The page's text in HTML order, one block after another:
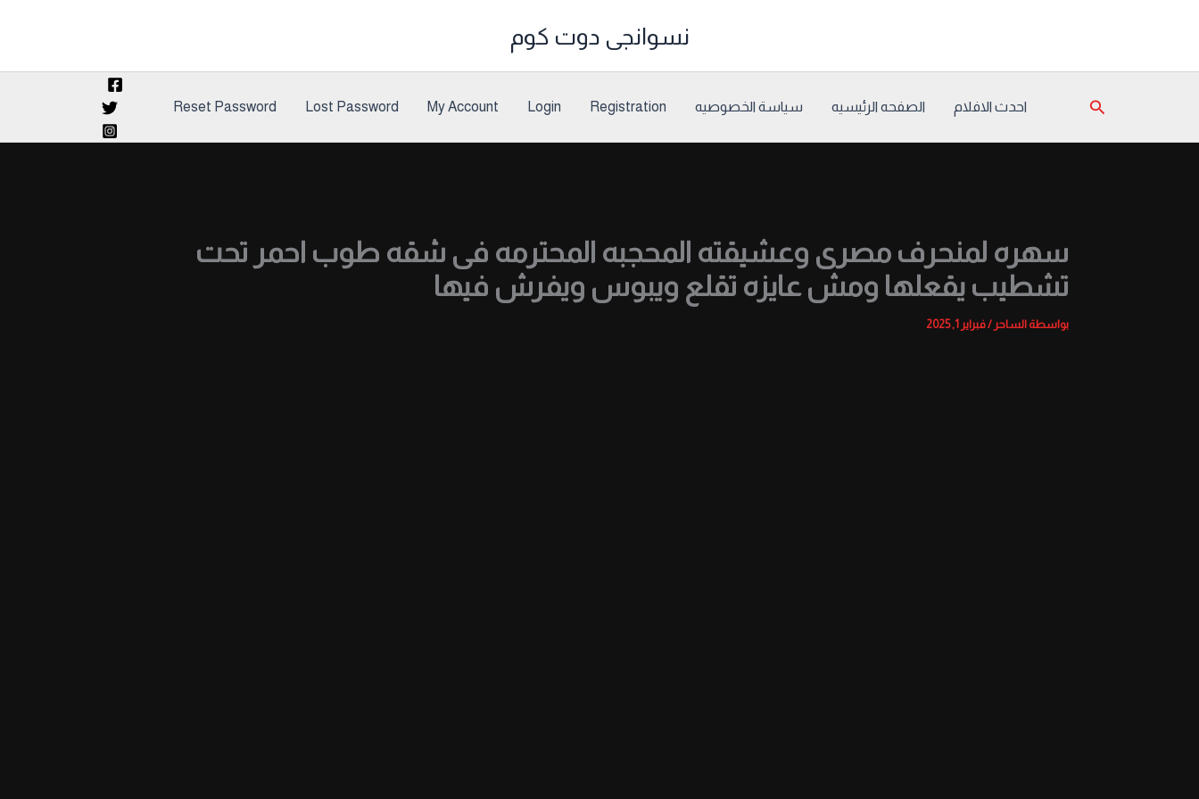
نسوانجى دوت كوم
البحث احدث الافلام الصفحه الرئيسيه سياسة الخصوصيه Registration
Login
My Account
Lost Password
Reset Password
سهره لمنحرف مصرى وعشيقته المحجبه المحترمه فى شقه طوب احمر تحت
تشطيب يقعلها ومش عايزه تقلع ويبوس ويفرش فيها
بواسطة الساحر/فبراير 1, 2025